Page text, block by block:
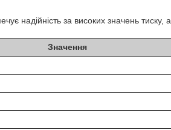
надійність за високих значень тиску, а
Значення